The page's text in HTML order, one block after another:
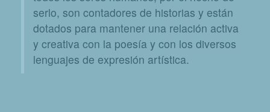
serlo, son contadores de historias y están
dotados para mantener una relación activa
y creativa con la poesía y con los diversos
lenguajes de expresión artística.